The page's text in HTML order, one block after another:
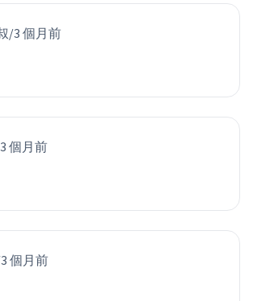
/3 個月前
3 個月前
3 個月前